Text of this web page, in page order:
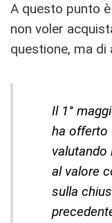
A questo punto
non voler
questione, ma
Il 1°
ha offerto
valutando
al valore
sulla